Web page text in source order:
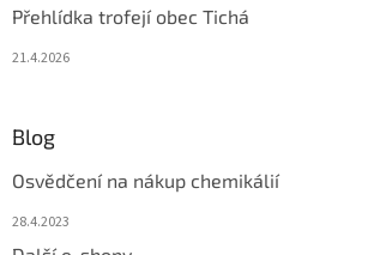
Přehlídka trofejí obec Tichá
21.4.2026
Blog
Osvědčení na nákup chemikálií
28.4.2023